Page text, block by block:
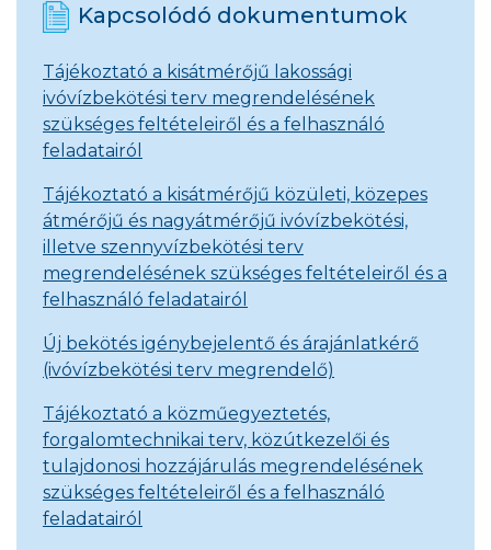
Kapcsolódó dokumentumok
Tájékoztató a kisátmérőjű lakossági
ivóvízbekötési terv megrendelésének
szükséges feltételeiről és a felhasználó
feladatairól
Tájékoztató a kisátmérőjű közületi, közepes
átmérőjű és nagyátmérőjű ivóvízbekötési,
illetve szennyvízbekötési terv
megrendelésének szükséges feltételeiről és a
felhasználó feladatairól
Új bekötés igénybejelentő és árajánlatkérő
(ivóvízbekötési terv megrendelő)
Tájékoztató a közműegyeztetés,
forgalomtechnikai terv, közútkezelői és
tulajdonosi hozzájárulás megrendelésének
szükséges feltételeiről és a felhasználó
feladatairól